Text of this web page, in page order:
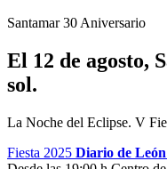
Santamar 30 Aniversario
El 12 de agosto,
sol.
La Noche del Eclipse. V
Fiesta 2025 Diario de